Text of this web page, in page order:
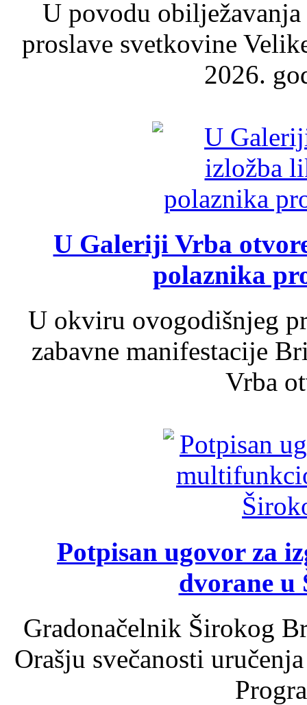
U povodu
proslave svetkovine
2026.
U Galeriji Vrba
polaznika
U okviru ovogodišnjeg
zabavne manifestacije
Vrba
Potpisan ugovor za
dvorane u
Gradonačelnik Širokog
Orašju svečanosti